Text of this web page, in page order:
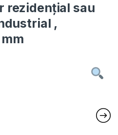
rezidenţial sau
,